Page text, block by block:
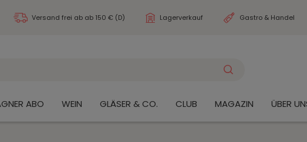
Versand frei ab ab 150 € (D) Lagerverkauf Gastro & Handel
ABO WEIN GLÄSER & CO. CLUB MAGAZIN ÜBER